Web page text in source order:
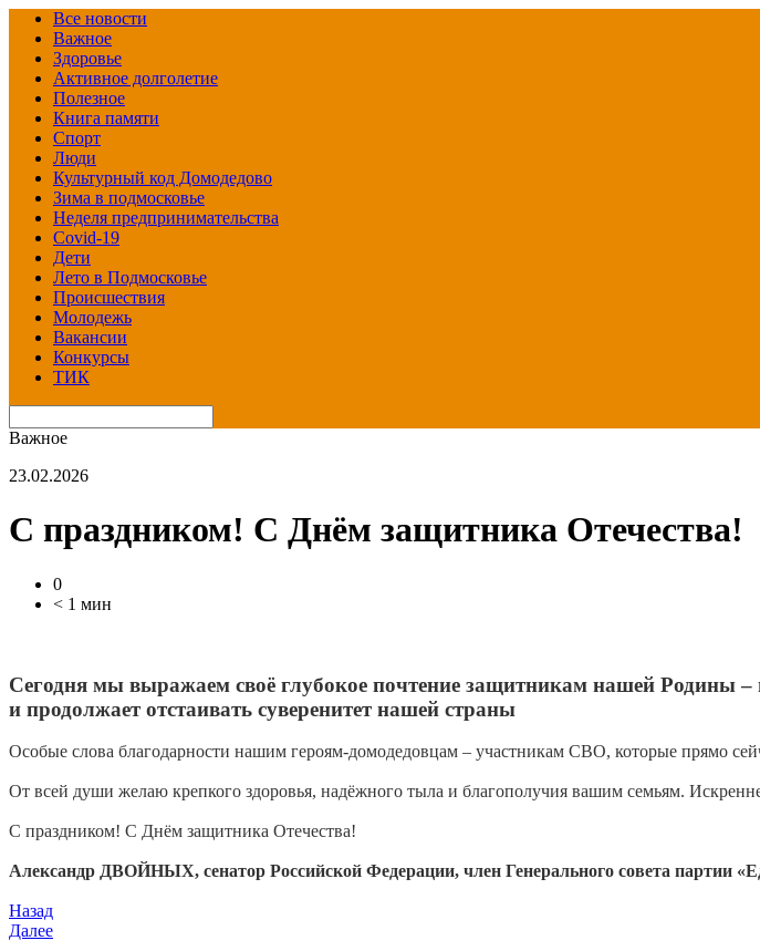
Все новости
Важное
Здоровье
Активное долголетие
Полезное
Книга памяти
Спорт
Люди
Культурный код Домодедово
Зима в подмосковье
Неделя предпринимательства
Covid-19
Дети
Лето в Подмосковье
Происшествия
Молодежь
Вакансии
Конкурсы
ТИК
Важное
23.02.2026
С праздником! С Днём защитника Отечества!
0
< 1 мин
Сегодня мы выражаем своё глубокое почтение защитникам нашей Родины
и продолжает отстаивать суверенитет нашей страны
Особые слова благодарности нашим героям-домодедовцам – участникам СВО, которые прямо
От всей души желаю крепкого здоровья, надёжного тыла и благополучия вашим семьям.
С праздником! С Днём защитника Отечества!
Александр ДВОЙНЫХ, сенатор Российской Федерации, член Генерального совета партии
Назад
Далее